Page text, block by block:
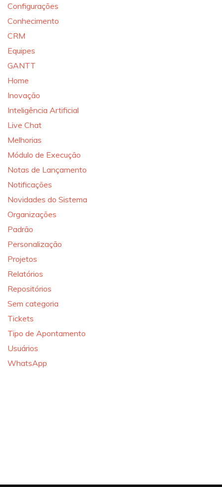
Configurações
Conhecimento
CRM
Equipes
GANTT
Home
Inovação
Inteligência Artificial
Live Chat
Melhorias
Módulo de Execução
Notas de Lançamento
Notificações
Novidades do Sistema
Organizações
Padrão
Personalização
Projetos
Relatórios
Repositórios
Sem categoria
Tickets
Tipo de Apontamento
Usuários
WhatsApp